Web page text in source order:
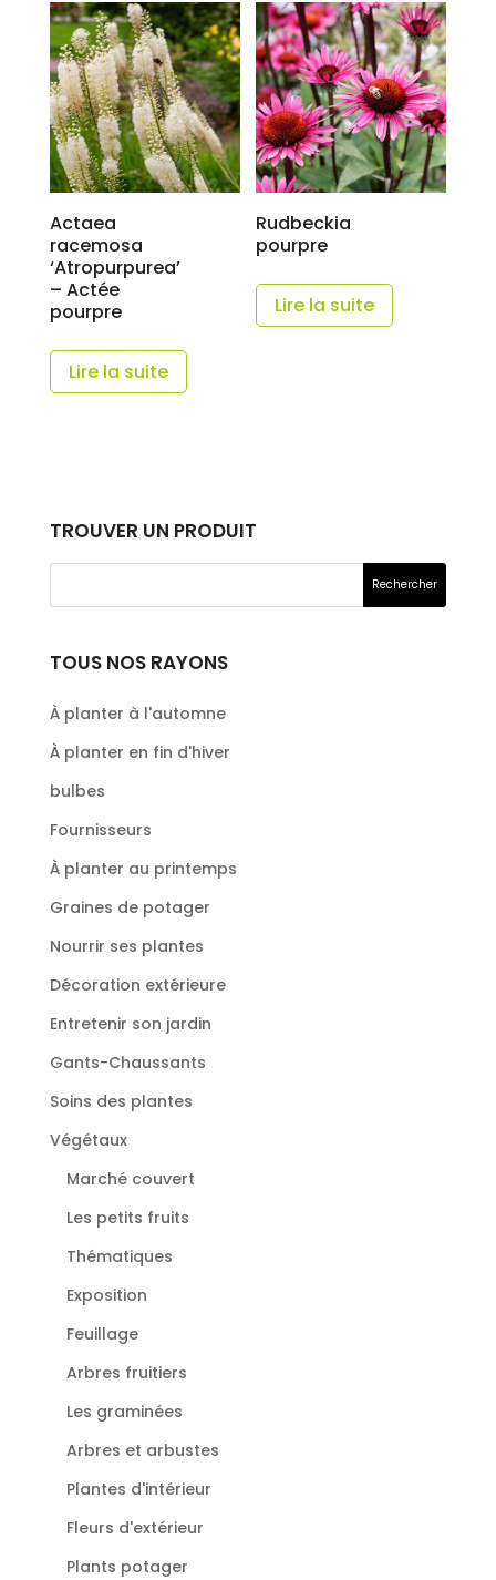
Actaea
racemosa
‘Atropurpurea’
– Actée
pourpre
Lire la suite
Rudbeckia
pourpre
Lire la suite
TROUVER UN PRODUIT
TOUS NOS RAYONS
À planter à l'automne
À planter en fin d'hiver
bulbes
Fournisseurs
À planter au printemps
Graines de potager
Nourrir ses plantes
Décoration extérieure
Entretenir son jardin
Gants-Chaussants
Soins des plantes
Végétaux
Marché couvert
Les petits fruits
Thématiques
Exposition
Feuillage
Arbres fruitiers
Les graminées
Arbres et arbustes
Plantes d'intérieur
Fleurs d'extérieur
Plants potager